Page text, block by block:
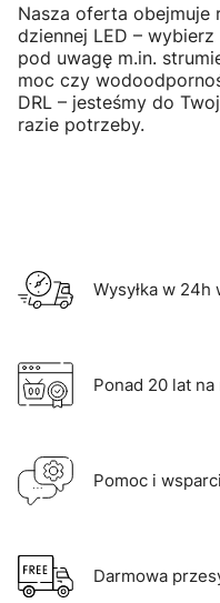
Nasza oferta obejmuje
dziennej LED –
pod uwagę m.in.
moc czy
DRL – jesteśmy do
razie potrzeby.
Wysyłka w
Ponad 20 lat na
Pomoc i
Darmowa